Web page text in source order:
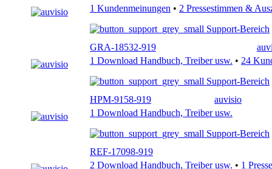
1 Kundenmeinungen • 2 Pressestimmen &
Support-Bereich
GRA-18532-919
1 Download Handbuch, Treiber usw. • 24
Support-Bereich
HPM-9158-919
auvisio
1 Download Handbuch, Treiber usw.
Support-Bereich
REF-17098-919
2 Download Handbuch, Treiber usw. • 1